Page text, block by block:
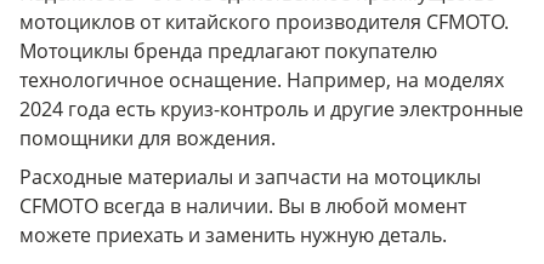
мотоциклов от китайского производителя CFMOTO.
Мотоциклы бренда предлагают покупателю
технологичное оснащение. Например, на моделях
2024 года есть круиз-контроль и другие электронные
помощники для вождения.
Расходные материалы и запчасти на мотоциклы
CFMOTO всегда в наличии. Вы в любой момент
можете приехать и заменить нужную деталь.